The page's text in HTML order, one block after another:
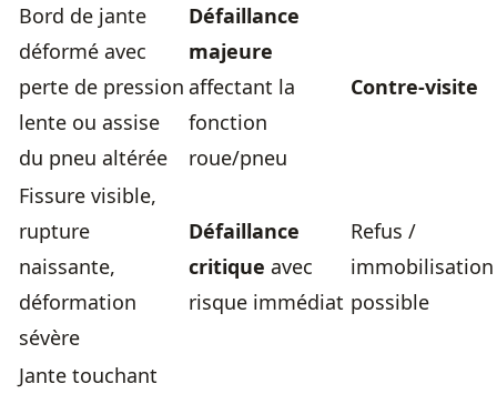
Bord de jante
déformé avec
perte de pression
lente ou assise
du pneu altérée
Défaillance
majeure
affectant la
fonction
roue/pneu
Contre-visite
Fissure visible,
rupture
naissante,
déformation
sévère
Défaillance
critique avec
risque immédiat
Refus /
immobilisation
possible
Jante touchant